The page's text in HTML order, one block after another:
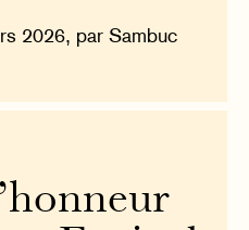
2026, par Sambuc